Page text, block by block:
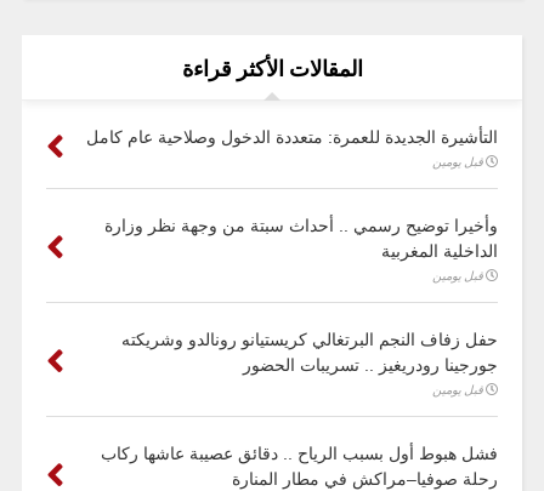
المقالات الأكثر قراءة
التأشيرة الجديدة للعمرة: متعددة الدخول وصلاحية عام كامل
قبل يومين
وأخيرا توضيح رسمي .. أحداث سبتة من وجهة نظر وزارة
الداخلية المغربية
قبل يومين
حفل زفاف النجم البرتغالي كريستيانو رونالدو وشريكته
جورجينا رودريغيز .. تسريبات الحضور
قبل يومين
فشل هبوط أول بسبب الرياح .. دقائق عصيبة عاشها ركاب
رحلة صوفيا–مراكش في مطار المنارة